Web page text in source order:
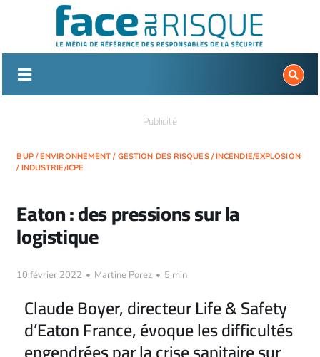
Publicité
BUP/ENVIRONNEMENT / GESTION DES RISQUES/INCENDIE/EXPLOSION
/ INDUSTRIE/ICPE
Eaton : des pressions sur la
logistique
10 février 2022 • Martine Porez • 5 min
Claude Boyer, directeur Life & Safety
d’Eaton France, évoque les difficultés